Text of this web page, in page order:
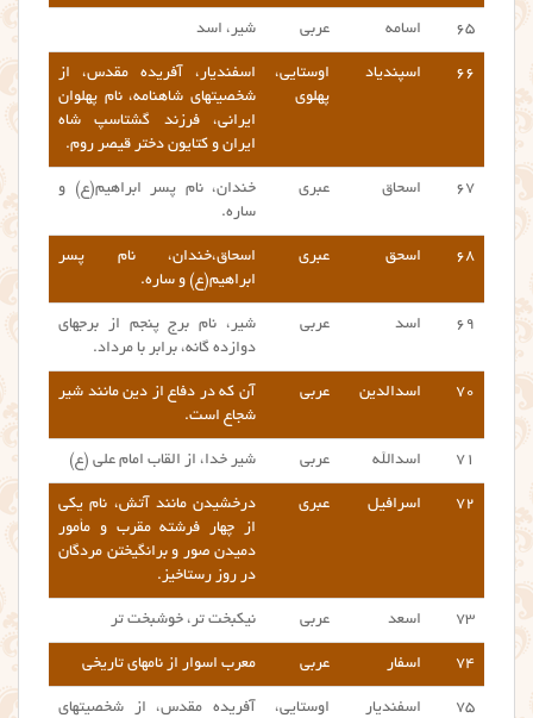
۶۵ اسامه عربی شیر، اسد
۶۶ اسپندیاد
اوستایی،
پهلوی
اسفندیار، آفریده مقدس، از
شخصیتهای شاهنامه، نام پهلوان
ایرانی، فرزند گشتاسپ شاه
ایران و کتایون دختر قیصر روم.
۶۷ اسحاق عبری
خندان، نام پسر ابراهیم(ع) و
ساره.
۶۸ اسحق عبری
اسحاق،خندان، نام پسر
ابراهیم(ع) و ساره.
۶۹ اسد عربی
شیر، نام برج پنجم از برجهای
دوازده گانه، برابر با مرداد.
۷۰ اسدالدین عربی
آن که در دفاع از دین مانند شیر
شجاع است.
۷۱ اسدالله عربی شیر خدا، از القاب امام علی (ع)
۷۲ اسرافیل عبری
درخشیدن مانند آتش، نام یکی
از چهار فرشته مقرب و مأمور
دمیدن صور و برانگیختن مردگان
در روز رستاخیز.
۷۳ اسعد عربی نیکبخت تر، خوشبخت تر
۷۴ اسفار عربی معرب اسوار از نامهای تاریخی
۷۵ اسفندیار
اوستایی،
آفریده مقدس، از شخصیتهای